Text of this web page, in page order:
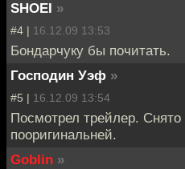
SHOEI »
#4 | 16.12.09 13:53
Бондарчуку бы почитать.
Господин Уэф »
#5 | 16.12.09 13:54
Посмотрел трейлер.
пооригинальней.
Goblin »